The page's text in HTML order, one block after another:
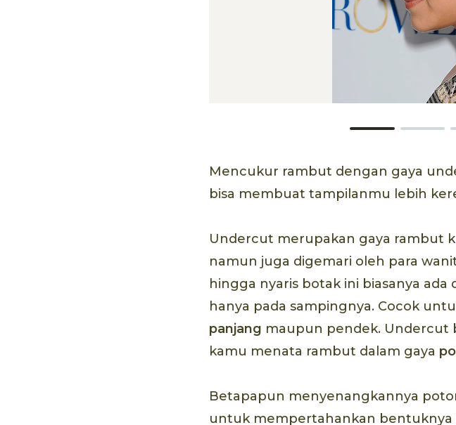
Mencukur rambut dengan gaya
bisa membuat tampilanmu lebih
Undercut merupakan gaya rambut
namun juga digemari oleh para
hingga nyaris botak ini biasanya
hanya pada sampingnya. Cocok
panjang maupun pendek. Undercut
kamu menata rambut dalam gaya
Betapapun menyenangkannya
untuk mempertahankan bentuknya